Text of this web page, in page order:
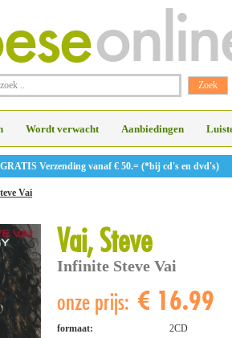
Wordt verwacht Aanbiedingen
GRATIS Verzending vanaf € 50.= (*bij cd's en dvd's)
Vai
Vai, Steve
Infinite Steve Vai
onze prijs: € 16.99
formaat:
2CD